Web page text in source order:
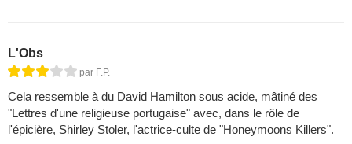
L'Obs
par F.P.
Cela ressemble à du David Hamilton sous acide, mâtiné des
"Lettres d'une religieuse portugaise" avec, dans le rôle de
l'épicière, Shirley Stoler, l'actrice-culte de "Honeymoons Killers".